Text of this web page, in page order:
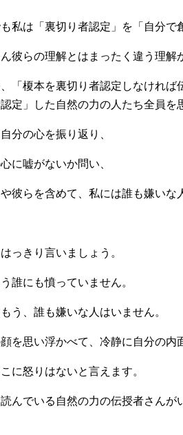
私は「裏切り者認定」を「自分で
ん彼らの理解とはまったく違う理解
「榎本を裏切り者認定しなけれ
定」した自然の力の人たち全員を
分の心を振り返り、
に嘘がないか問い、
彼らを含めて、私には誰も嫌い
っきり言いましょう。
誰にも憤っていません。
う、誰も嫌いな人はいません。
を思い浮かべて、冷静に自分の内
に怒りはないと言えます。
んでいる自然の力の伝授者さんが